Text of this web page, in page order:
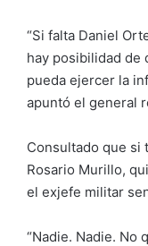
“Si falta Daniel
hay posibilidad de
pueda ejercer la
apuntó el general
Consultado que si
Rosario Murillo,
el exjefe militar
“Nadie. Nadie. No